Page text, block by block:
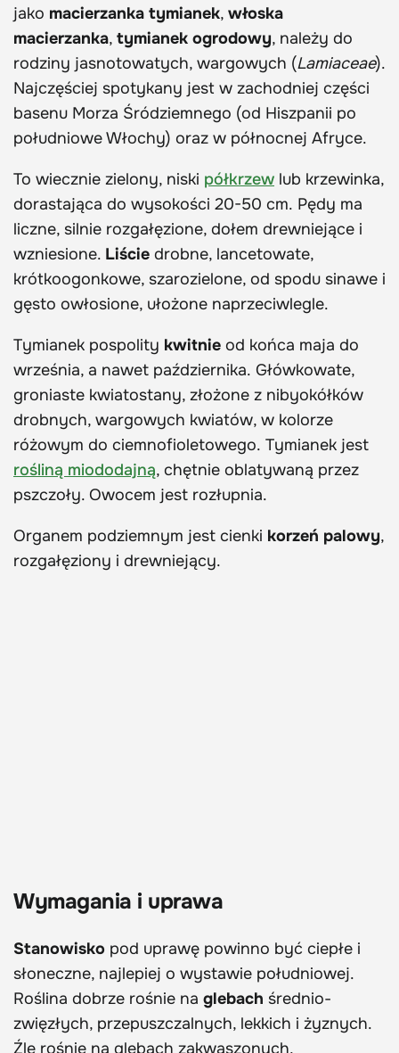
jako macierzanka tymianek, włoska
macierzanka, tymianek ogrodowy, należy do
rodziny jasnotowatych, wargowych (Lamiaceae).
Najczęściej spotykany jest w zachodniej części
basenu Morza Śródziemnego (od Hiszpanii po
południowe Włochy) oraz w północnej Afryce.
To wiecznie zielony, niski półkrzew lub krzewinka,
dorastająca do wysokości 20-50 cm. Pędy ma
liczne, silnie rozgałęzione, dołem drewniejące i
wzniesione. Liście drobne, lancetowate,
krótkoogonkowe, szarozielone, od spodu sinawe i
gęsto owłosione, ułożone naprzeciwlegle.
Tymianek pospolity kwitnie od końca maja do
września, a nawet października. Główkowate,
groniaste kwiatostany, złożone z nibyokółków
drobnych, wargowych kwiatów, w kolorze
różowym do ciemnofioletowego. Tymianek jest
rośliną miododajną, chętnie oblatywaną przez
pszczoły. Owocem jest rozłupnia.
Organem podziemnym jest cienki korzeń palowy,
rozgałęziony i drewniejący.
Wymagania i uprawa
Stanowisko pod uprawę powinno być ciepłe i
słoneczne, najlepiej o wystawie południowej.
Roślina dobrze rośnie na glebach średnio-
zwięzłych, przepuszczalnych, lekkich i żyznych.
Źle rośnie na glebach zakwaszonych,